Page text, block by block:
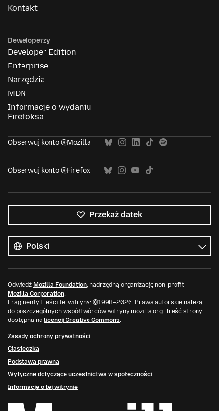
Kontakt
Deweloperzy
Developer Edition
Enterprise
Narzędzia
MDN
Informacje o wydaniu
Firefoksa
Obserwuj konto @Mozilla
Obserwuj konto @Firefox
Przekaż datek
języki
Język
Odwiedź Mozilla Foundation, nadrzędną organizację non-profit
Mozilla Corporation.
Fragmenty treści tej witryny: ©1998–2026. Prawa autorskie należą
do poszczególnych współtwórców witryny mozilla.org. Treść strony
dostępna na licencji Creative Commons.
Zasady ochrony prywatności
Ciasteczka
Podstawa prawna
Wytyczne dotyczące uczestnictwa w społeczności
Informacje o tej witrynie